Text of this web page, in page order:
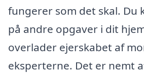
fungerer som det skal. Du
på andre opgaver i dit
overlader ejerskabet af
eksperterne. Det er nemt